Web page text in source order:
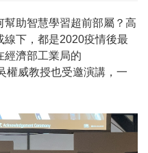
助智慧學習超前部屬？高
下，都是2020疫情後最
經濟部工業局的
權威教授也受邀演講，一